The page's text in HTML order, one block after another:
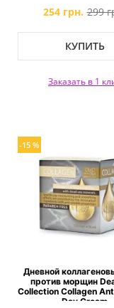
254 грн. 299
КУПИТЬ
Заказать в 1
-15 %
Дневной
против морщин
Collection Collagen
Day Cream